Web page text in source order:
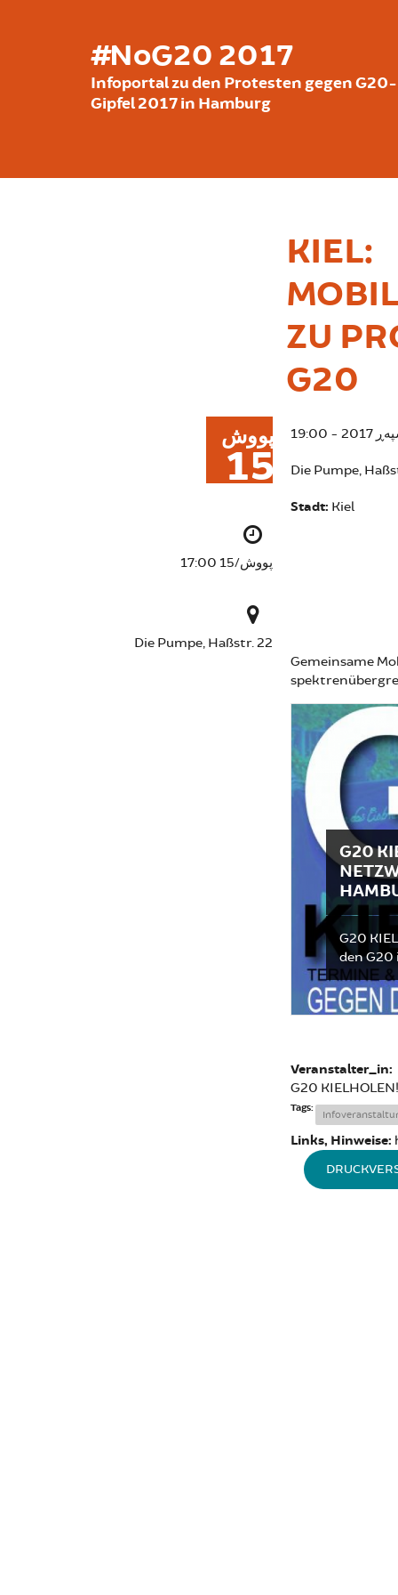
#NoG20 2017
Infoportal zu den Protesten gegen G20-
Gipfel 2017 in Hamburg
KIEL:
ZU
G20
پووش
15
پووش/15 17:00
Die Pumpe, Haßstr. 22
Die Pumpe,
Stadt: Kiel
Gemeinsame
G20
G20
den
Veranstalter_in:
G20
Tags:
Links, Hinweise: